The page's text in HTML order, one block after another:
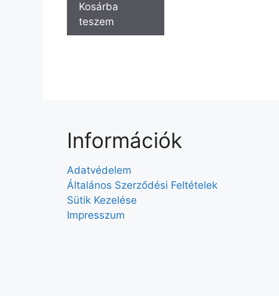
Kosárba
teszem
Információk
Adatvédelem
Általános Szerződési Feltételek
Sütik Kezelése
Impresszum